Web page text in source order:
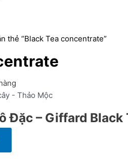
thẻ “Black Tea concentrate”
- Thảo Mộc
Đặc – Giffard